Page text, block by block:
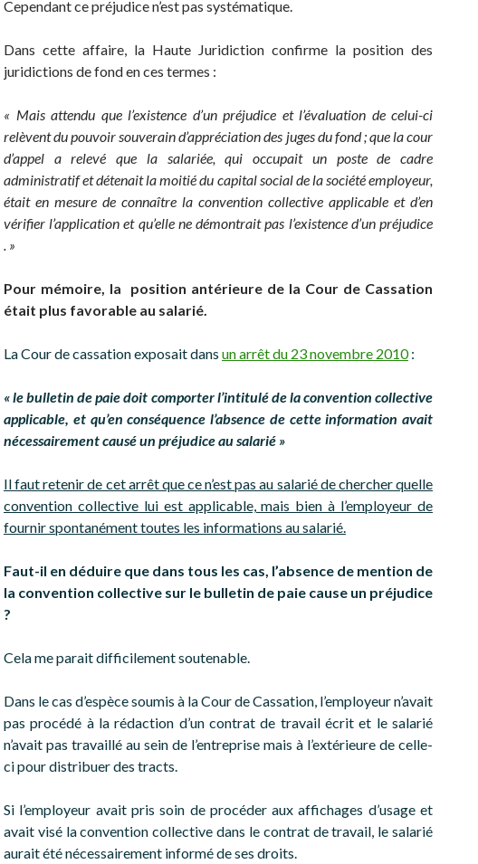
Cependant ce préjudice n’est pas systématique.
Dans cette affaire, la Haute Juridiction confirme la position des
juridictions de fond en ces termes :
« Mais attendu que l’existence d’un préjudice et l’évaluation de celui-ci
relèvent du pouvoir souverain d’appréciation des juges du fond ; que la cour
d’appel a relevé que la salariée, qui occupait un poste de cadre
administratif et détenait la moitié du capital social de la société employeur,
était en mesure de connaître la convention collective applicable et d’en
vérifier l’application et qu’elle ne démontrait pas l’existence d’un préjudice
. »
Pour mémoire, la position antérieure de la Cour de Cassation
était plus favorable au salarié.
La Cour de cassation exposait dans un arrêt du 23 novembre 2010:
« le bulletin de paie doit comporter l’intitulé de la convention collective
applicable, et qu’en conséquence l’absence de cette information avait
nécessairement causé un préjudice au salarié »
Il faut retenir de cet arrêt que ce n’est pas au salarié de chercher quelle
convention collective lui est applicable, mais bien à l’employeur de
fournir spontanément toutes les informations au salarié.
Faut-il en déduire que dans tous les cas, l’absence de mention de
la convention collective sur le bulletin de paie cause un préjudice
?
Cela me parait difficilement soutenable.
Dans le cas d’espèce soumis à la Cour de Cassation, l’employeur n’avait
pas procédé à la rédaction d’un contrat de travail écrit et le salarié
n’avait pas travaillé au sein de l’entreprise mais à l’extérieure de celle-
ci pour distribuer des tracts.
Si l’employeur avait pris soin de procéder aux affichages d’usage et
avait visé la convention collective dans le contrat de travail, le salarié
aurait été nécessairement informé de ses droits.